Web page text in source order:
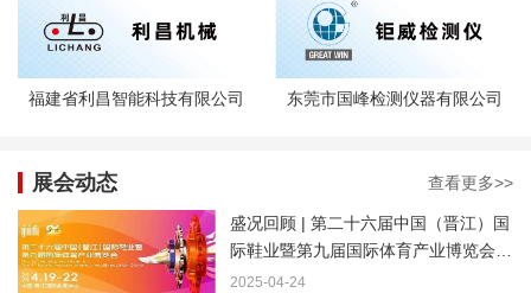
福建省利昌智能科技有限公司 东莞市国峰检测仪器有限公司
展会动态 查看更多>>
盛况回顾 | 第二十六届中国（晋江）国
际鞋业暨第九届国际体育产业博览会圆
满落幕
2025-04-24